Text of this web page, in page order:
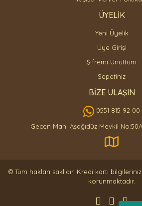
ÜYELİK
Yeni Üyelik
Üye Girişi
Şifremi Unuttum
Sepetiniz
BİZE ULAŞIN
0551 815 92 00
Gecen Mah. Aşağıdüz Mevkii
© Tüm hakları saklıdır. Kredi kartı
korunmaktadır.